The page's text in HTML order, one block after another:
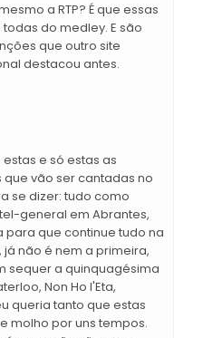
a RTP? É que essas
do medley. E são
que outro site
destacou antes.
e só estas as
vão ser cantadas no
se dizer: tudo como
general em Abrantes,
para que continue tudo na
não é nem a primeira,
sequer a quinquagésima
Non Ho l'Eta,
queria tanto que estas
molho por uns tempos.